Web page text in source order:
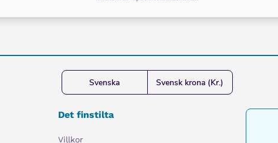
Svenska Svensk krona (Kr.)
Det finstilta
Villkor